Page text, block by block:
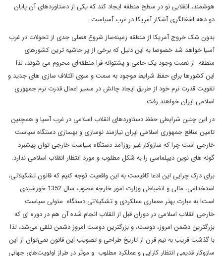
هوشمند، انقلابی نو در سطح منطقه ایجاد کند که یکی از دستاوردهای آن پایان
دو دهه اشغالگری آشکار آمریکا در غرب آسیاست.
بدون شک خروج آمریکا از منطقه زمینه‌ساز شروع فصلی جدی از تحولات در غرب
آسیا خواهد شد خصوصا به این دلیل که برخی از پر حاشیه ترین کشورهای
منطقه از نعمت وجود یک حامی و پشتوانه فرا منطقه‌ای محروم می شوند، لذا
این کشورها برای حفظ شرایط موجود به سمت و سوی ائتلاف سازی های جدید و
تقویت قدرت نرم خود از طریق ایجاد چالش در مسیر اعمال قدرت نرم جمهوری
اسلامی ایران خواهند رفت.
در این چنین شرایطی حفظ دستاوردهای انقلاب اسلامی در غرب آسیا و همچنین
تامین منافع جمهوری اسلامی ایران نیازمند نوسازی و بهسازی دستگاه سیاست
خارجی است چرا که سازوکار غیر روزآمد دستگاه سیاست خارجی توان پیشبرد
گونه های نوین دیپلماسی را به شکل مطلوب و مورد انتظار انقلاب اسلامی ندارد.
برای درک چرایی این ادعا کافیست به این واقعیت توجه کنیم که قانون تشکیلاتی،
استخدامی، مالی و انضباطی وزارت امور خارجه مصوب سال 1352 خورشیدی
است! به عبارت بهتر‌ معماری عملکردی و تشکیلاتی دستگاه متولی سیاست
خارجی انقلاب اسلامی در دوران قبل از انقلاب انجام شده آن هم در دوره ای که
بزرگترین دشمن امروز، دوست، و بزرگترین دوست امروز دشمن تلقی می‌شد، لذا
با گذشت قریب به نیم قرن از تاریخ طراحی و تصویب این قانون نمی‌توان از این
سازوکار قدیمی انتظار کارایی و عملکرد مطلوب و موثر در طراز اولویت‌های جهانی